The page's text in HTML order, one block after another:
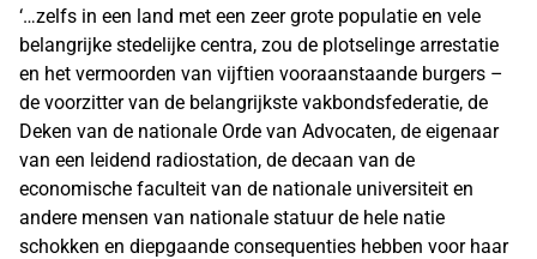
‘…zelfs in een land met een zeer grote populatie en vele
belangrijke stedelijke centra, zou de plotselinge arrestatie
en het vermoorden van vijftien vooraanstaande burgers –
de voorzitter van de belangrijkste vakbondsfederatie, de
Deken van de nationale Orde van Advocaten, de eigenaar
van een leidend radiostation, de decaan van de
economische faculteit van de nationale universiteit en
andere mensen van nationale statuur de hele natie
schokken en diepgaande consequenties hebben voor haar